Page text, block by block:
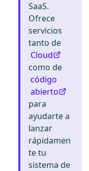
SaaS.
Ofrece
servicios
tanto de
Cloud
como de
código
abierto
para
ayudarte a
lanzar
rápidamen
te tu
sistema de